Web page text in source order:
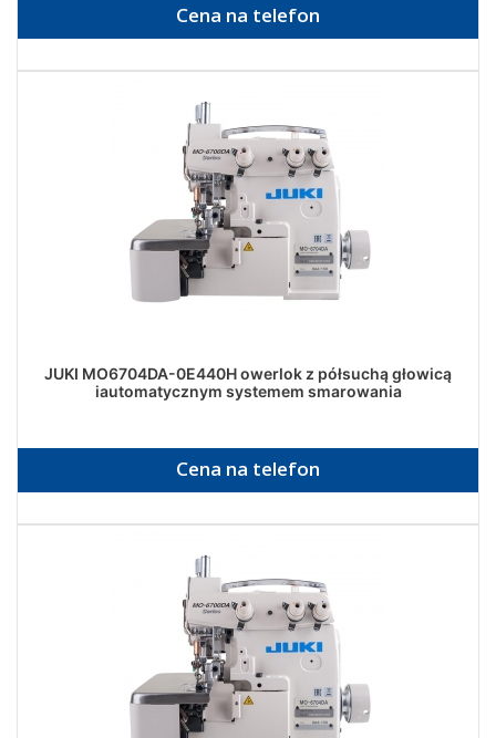
Cena na telefon
JUKI MO6704DA-0E440H owerlok z półsuchą głowicą
iautomatycznym systemem smarowania
Cena na telefon